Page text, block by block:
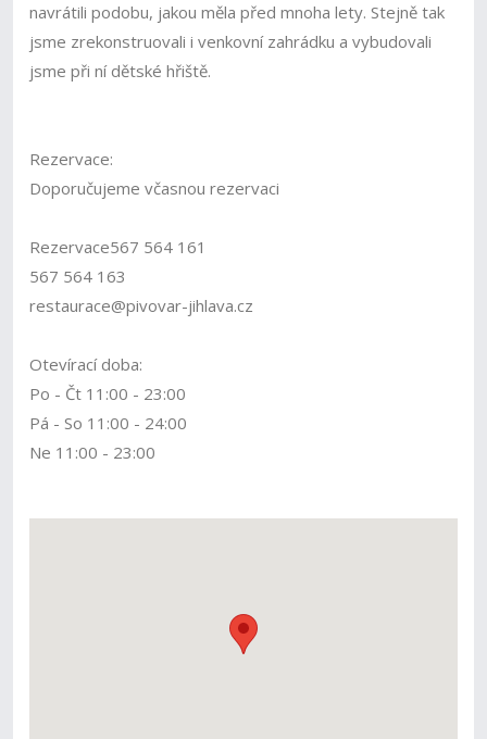
navrátili podobu, jakou měla před mnoha lety. Stejně tak
jsme zrekonstruovali i venkovní zahrádku a vybudovali
jsme při ní dětské hřiště.
Rezervace:
Doporučujeme včasnou rezervaci
Rezervace567 564 161
567 564 163
restaurace@pivovar-jihlava.cz
Otevírací doba:
Po - Čt 11:00 - 23:00
Pá - So 11:00 - 24:00
Ne 11:00 - 23:00